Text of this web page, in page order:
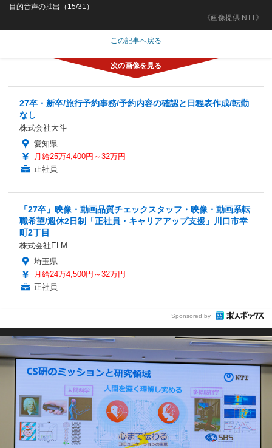
《画像提供 NTT》
目的音声の抽出（15/31）
この記事へ戻る
27卒・新卒/旅行予約事務/予約内容の確認と日程表作成/転勤
なし
株式会社大斗
愛知県
月給25万4,400円～32万円
正社員
「27卒」映像・動画品質チェックスタッフ・映像・動画系転
職希望/週休2日制「正社員・キャリアアップ支援」川口市幸
町2丁目
株式会社ELM
埼玉県
月給24万4,500円～32万円
正社員
Sponsored by